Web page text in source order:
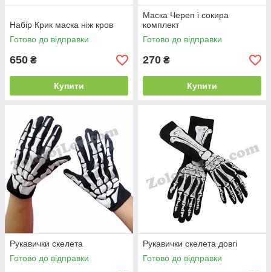
Набір Крик маска ніж кров
Готово до відправки
650 ₴
Купити
Маска Череп і сокира
комплект
Готово до відправки
270 ₴
Купити
Рукавички скелета
Готово до відправки
Рукавички скелета довгі
Готово до відправки